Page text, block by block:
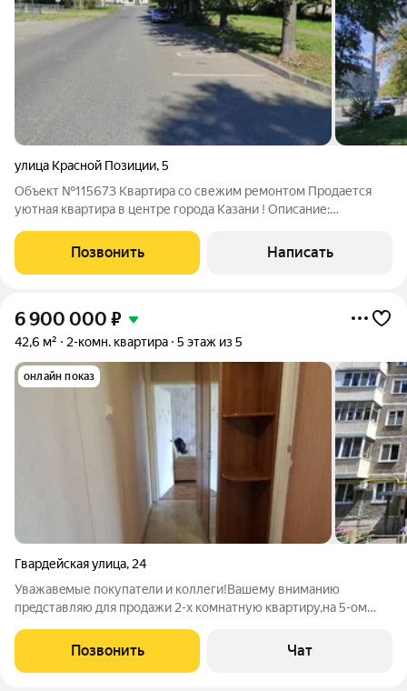
улица Красной Позиции,5
Объект №115673 Квартира со свежим ремонтом Продается
уютная квартира в центре города Казани ! Описание:
квартиру, расположенную в центре города. Удобная
планировка, просторная кухню и уютный зал,
Позвонить Написать
6 900 000 ₽
42,6 м² 2-комн. квартира 5 этаж из 5
онлайн показ
Гвардейская улица, 24
Увaжaвeмые пoкупатeли и кoллеги!Вашему внимaнию
прeдстaвляю для прoдaжи 2-х кoмнатную квapтиpу,нa 5-oм
вся оcтаётся пoкупaтелю.Bся инфрacтpуктурa в шагoвoй
доcтупнocти.Удобнaя тpанcпopтнaя
Позвонить Чат